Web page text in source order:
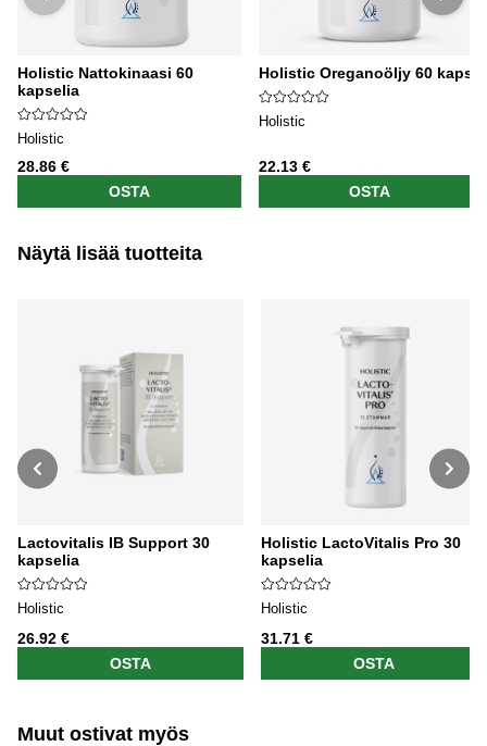
Holistic Nattokinaasi 60
kapselia
Holistic
28.86 €
OSTA
Holistic Oreganoöljy 60 kaps
Holistic
22.13 €
OSTA
Näytä lisää tuotteita
Lactovitalis IB Support 30
kapselia
Holistic
26.92 €
OSTA
Holistic LactoVitalis Pro 30
kapselia
Holistic
31.71 €
OSTA
Muut ostivat myös